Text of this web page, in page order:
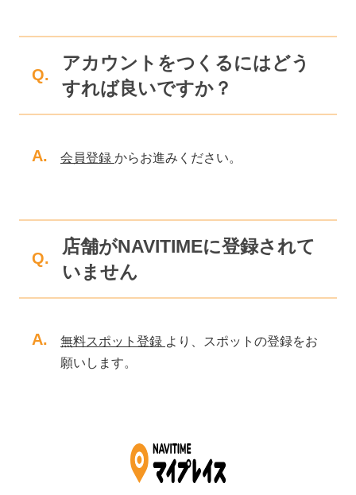
Q.
アカウントをつくるにはどう
すれば良いですか？
A. 会員登録 からお進みください。
Q.
店舗がNAVITIMEに登録されて
いません
A. 無料スポット登録 より、スポットの登録をお
願いします。